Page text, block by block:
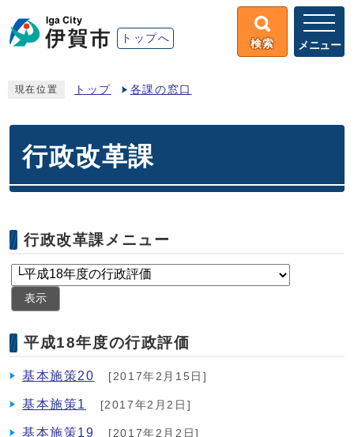
トップへ 検索 メニュー
現在位置 トップ 各課の窓口
行政改革課
行政改革課メニュー
表示
平成18年度の行政評価
基本施策20 [2017年2月15日]
基本施策1 [2017年2月2日]
基本施策19 [2017年2月2日]